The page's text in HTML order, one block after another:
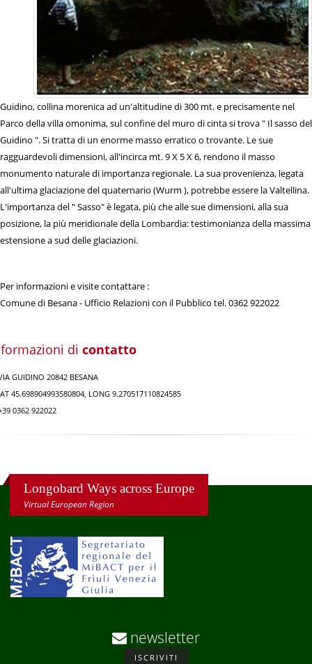
Guidino, collina morenica ad un'altitudine di 300 mt. e precisamente nel
Parco della villa omonima, sul confine del muro di cinta si trova " Il sasso del
Guidino ". Si tratta di un enorme masso erratico o trovante. Le sue
ragguardevoli dimensioni, all'incirca mt. 9 X 5 X 6, rendono il masso
monumento naturale di importanza regionale. La sua provenienza, legata
all'ultima glaciazione del quaternario (Wurm ), potrebbe essere la Valtellina.
L'importanza del " Sasso" è legata, più che alle sue dimensioni, alla sua
posizione, la più meridionale della Lombardia: testimonianza della massima
estensione a sud delle glaciazioni.
Per informazioni e visite contattare :
Comune di Besana - Ufficio Relazioni con il Pubblico tel. 0362 922022
di contatto
GUIDINO 20842 BESANA
45.698904993580804, LONG 9.270517110824585
0362 922022
Longobard Ways across Europe
Virtual European Region
newsletter
ISCRIVITI